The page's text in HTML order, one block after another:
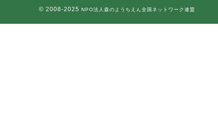
© 2008-2025 NPO法人森のようちえん全国ネットワーク連盟